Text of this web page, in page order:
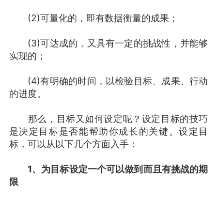
(2)可量化的，即有数据衡量的成果；
(3)可达成的，又具有一定的挑战性，并能够
实现的；
(4)有明确的时间，以检验目标、成果、行动
的进度。
那么，目标又如何设定呢？设定目标的技巧
是决定目标是否能帮助你成长的关键。设定目
标，可以从以下几个方面入手：
1、为目标设定一个可以做到而且有挑战的期
限